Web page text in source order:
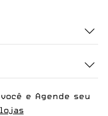
para o dia a dia.
e Agende seu